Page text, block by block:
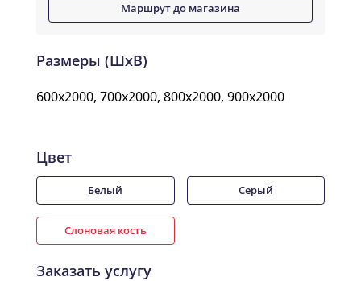
Маршрут до магазина
Размеры (ШxВ)
600x2000, 700x2000, 800x2000, 900x2000
Цвет
Белый Серый
Слоновая кость
Заказать услугу